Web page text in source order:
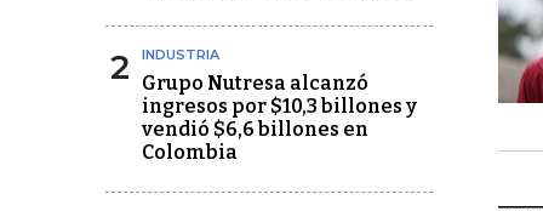
2 INDUSTRIA
Grupo Nutresa alcanzó
ingresos por $10,3 billones y
vendió $6,6 billones en
Colombia